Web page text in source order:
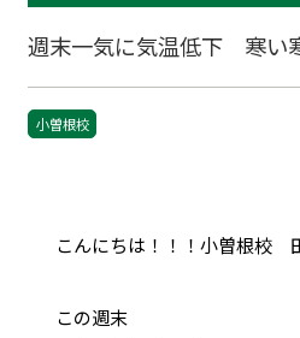
週末一気に気温低下 寒い
小曽根校
こんにちは！！！小曽根校
この週末